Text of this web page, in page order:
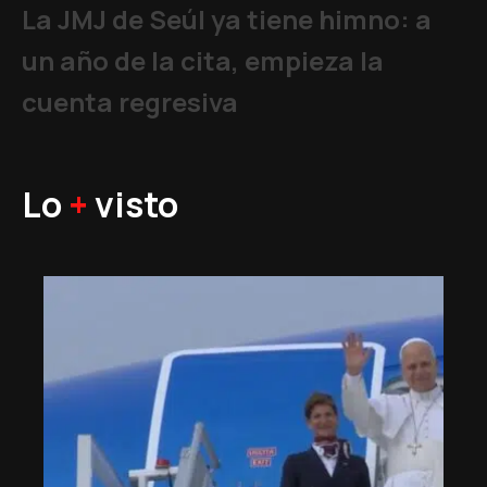
La JMJ de Seúl ya tiene himno: a
un año de la cita, empieza la
cuenta regresiva
Lo +visto